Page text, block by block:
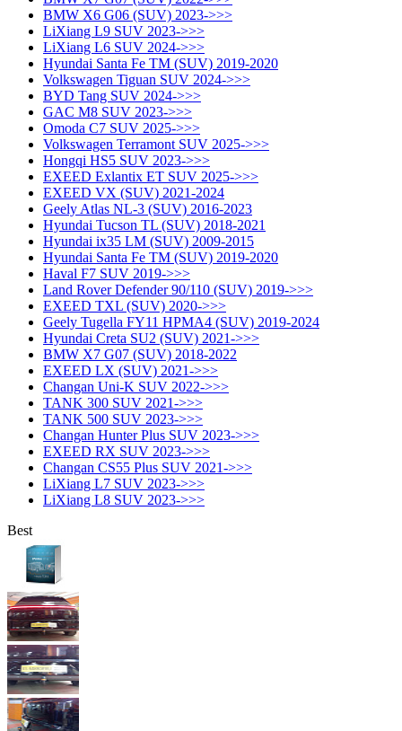
BMW X6 G06 (SUV) 2023->>>
LiXiang L9 SUV 2023->>>
LiXiang L6 SUV 2024->>>
Hyundai Santa Fe TM (SUV) 2019-2020
Volkswagen Tiguan SUV 2024->>>
BYD Tang SUV 2024->>>
GAC M8 SUV 2023->>>
Omoda C7 SUV 2025->>>
Volkswagen Terramont SUV 2025->>>
Hongqi HS5 SUV 2023->>>
EXEED Exlantix ET SUV 2025->>>
EXEED VX (SUV) 2021-2024
Geely Atlas NL-3 (SUV) 2016-2023
Hyundai Tucson TL (SUV) 2018-2021
Hyundai ix35 LM (SUV) 2009-2015
Hyundai Santa Fe TM (SUV) 2019-2020
Haval F7 SUV 2019->>>
Land Rover Defender 90/110 (SUV) 2019->>>
EXEED TXL (SUV) 2020->>>
Geely Tugella FY11 HPMA4 (SUV) 2019-2024
Hyundai Creta SU2 (SUV) 2021->>>
BMW X7 G07 (SUV) 2018-2022
EXEED LX (SUV) 2021->>>
Changan Uni-K SUV 2022->>>
TANK 300 SUV 2021->>>
TANK 500 SUV 2023->>>
Changan Hunter Plus SUV 2023->>>
EXEED RX SUV 2023->>>
Changan CS55 Plus SUV 2021->>>
LiXiang L7 SUV 2023->>>
LiXiang L8 SUV 2023->>>
Best